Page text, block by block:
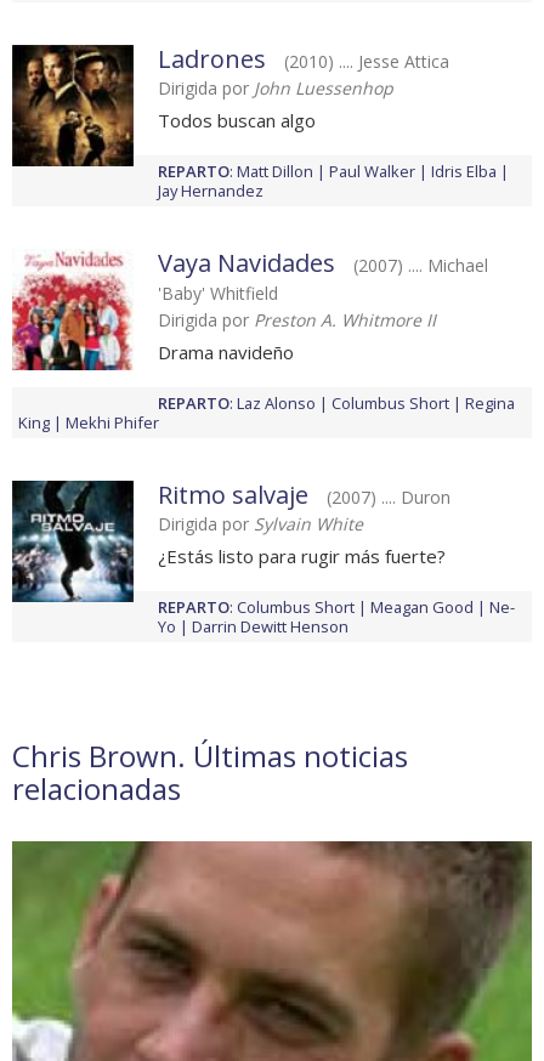
Ladrones
(2010) .... Jesse Attica
Dirigida por John Luessenhop
Todos buscan algo
REPARTO: Matt Dillon Paul Walker
Idris Elba
Jay Hernandez
Vaya Navidades
(2007) .... Michael
'Baby' Whitfield
Dirigida por Preston A. Whitmore II
Drama navideño
REPARTO: Laz Alonso Columbus Short
Regina
King
Mekhi Phifer
Ritmo salvaje
(2007) .... Duron
Dirigida por Sylvain White
¿Estás listo para rugir más fuerte?
REPARTO: Columbus Short Meagan Good
Ne-
Yo
Darrin Dewitt Henson
Chris Brown. Últimas noticias
relacionadas